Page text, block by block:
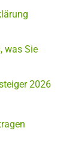
was Sie
2026